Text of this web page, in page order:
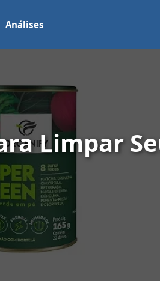
Análises
Limpar